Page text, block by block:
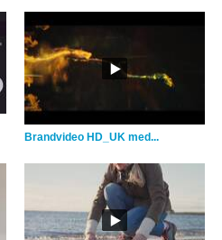
Brandvideo HD_UK med...